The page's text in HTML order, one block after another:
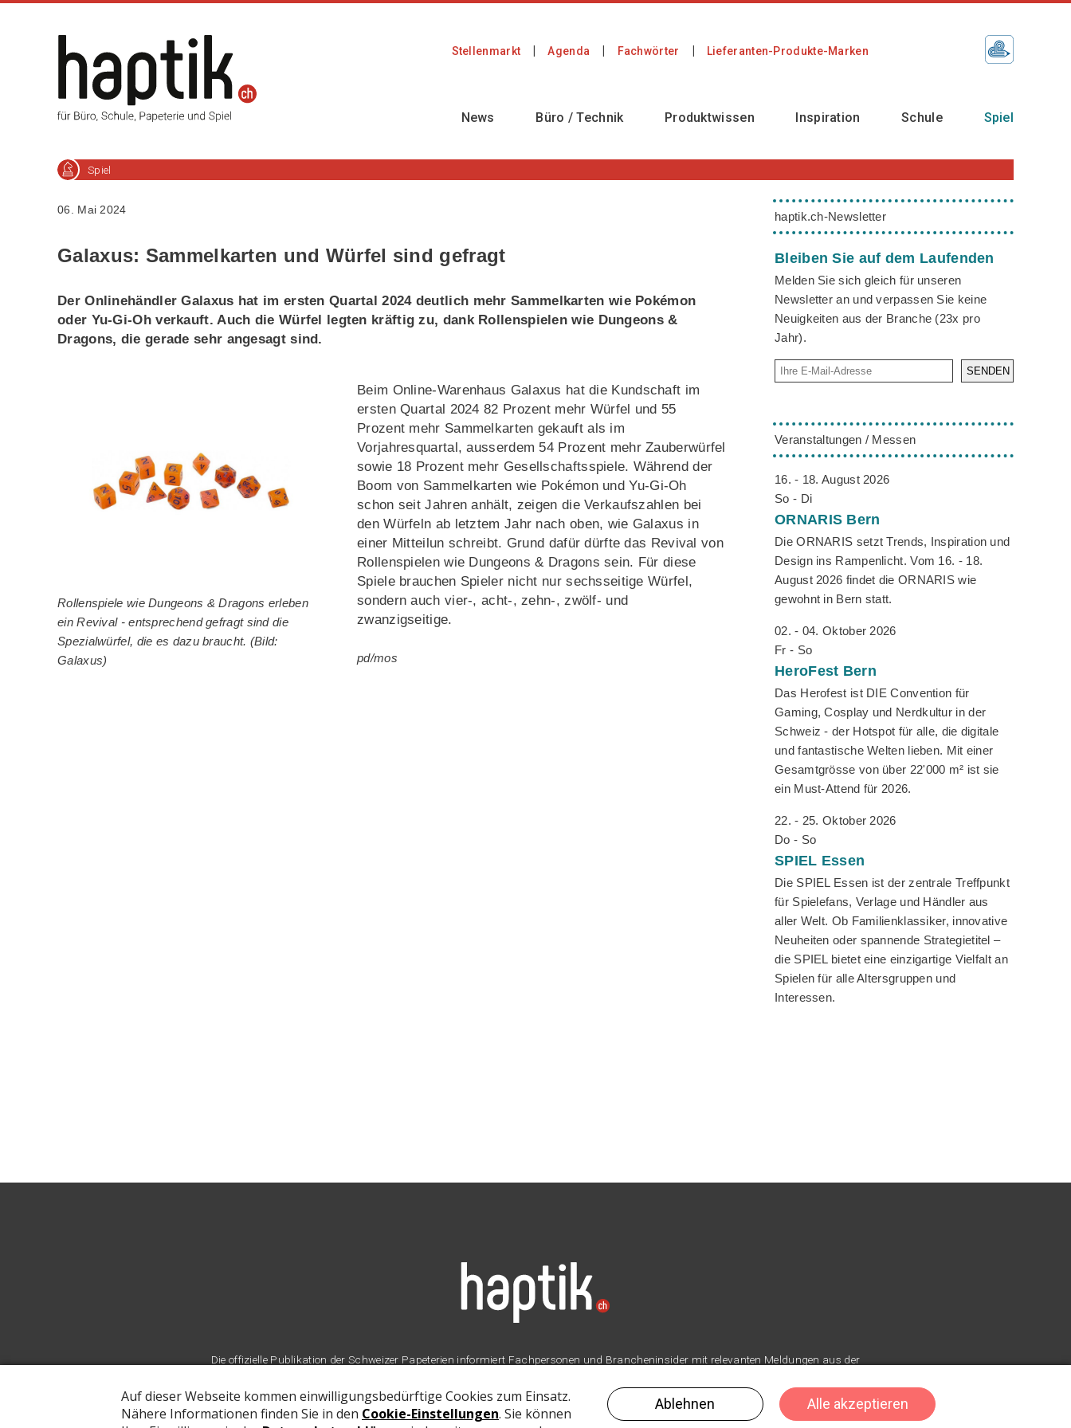
Stellenmarkt Agenda Fachwörter Lieferanten-Produkte-Marken
News Büro / Technik Produktwissen Inspiration Schule Spiel
Spiel
06. Mai 2024
Galaxus: Sammelkarten und Würfel sind gefragt
Der Onlinehändler Galaxus hat im ersten Quartal 2024 deutlich mehr Sammelkarten wie Pokémon
oder Yu-Gi-Oh verkauft. Auch die Würfel legten kräftig zu, dank Rollenspielen wie Dungeons &
Dragons, die gerade sehr angesagt sind.
Rollenspiele wie Dungeons & Dragons erleben
ein Revival - entsprechend gefragt sind die
Spezialwürfel, die es dazu braucht. (Bild:
Galaxus)
Beim Online-Warenhaus Galaxus hat die Kundschaft im
ersten Quartal 2024 82 Prozent mehr Würfel und 55
Prozent mehr Sammelkarten gekauft als im
Vorjahresquartal, ausserdem 54 Prozent mehr Zauberwürfel
sowie 18 Prozent mehr Gesellschaftsspiele. Während der
Boom von Sammelkarten wie Pokémon und Yu-Gi-Oh
schon seit Jahren anhält, zeigen die Verkaufszahlen bei
den Würfeln ab letztem Jahr nach oben, wie Galaxus in
einer Mitteilun schreibt. Grund dafür dürfte das Revival von
Rollenspielen wie Dungeons & Dragons sein. Für diese
Spiele brauchen Spieler nicht nur sechsseitige Würfel,
sondern auch vier-, acht-, zehn-, zwölf- und
zwanzigseitige.
pd/mos
haptik.ch-Newsletter
Bleiben Sie auf dem Laufenden
Melden Sie sich gleich für unseren
Newsletter an und verpassen Sie keine
Neuigkeiten aus der Branche (23x pro
Jahr).
SENDEN
Veranstaltungen / Messen
16. - 18. August 2026
So - Di
ORNARIS Bern
Die ORNARIS setzt Trends, Inspiration und
Design ins Rampenlicht. Vom 16. - 18.
August 2026 findet die ORNARIS wie
gewohnt in Bern statt.
02. - 04. Oktober 2026
Fr - So
HeroFest Bern
Das Herofest ist DIE Convention für
Gaming, Cosplay und Nerdkultur in der
Schweiz - der Hotspot für alle, die digitale
und fantastische Welten lieben. Mit einer
Gesamtgrösse von über 22'000 m² ist sie
ein Must-Attend für 2026.
22. - 25. Oktober 2026
Do - So
SPIEL Essen
Die SPIEL Essen ist der zentrale Treffpunkt
für Spielefans, Verlage und Händler aus
aller Welt. Ob Familienklassiker, innovative
Neuheiten oder spannende Strategietitel –
die SPIEL bietet eine einzigartige Vielfalt an
Spielen für alle Altersgruppen und
Interessen.
Die offizielle Publikation der Schweizer Papeterien informiert Fachpersonen und Brancheninsider mit relevanten Meldungen aus der